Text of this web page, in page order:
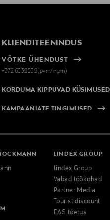
KLIENDITEENINDUS
VÕTKE ÜHENDUST
+372 6339539(pvm/mpm)
KORDUMA KIPPUVAD KÜSIMUSED
KAMPAANIATE TINGIMUSED
LINDEX GROUP
Lindex Group
Vabad töökohad
Partner Media
Tourist discount
EAS toetus